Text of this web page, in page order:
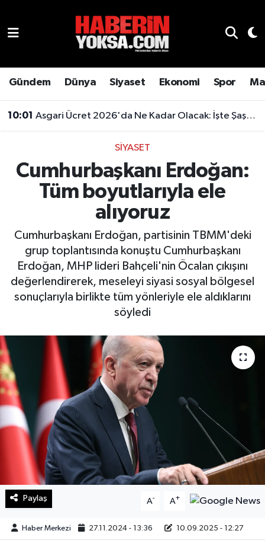
Gündem Dünya Siyaset Ekonomi Spor
10:01 Asgari Ücret 2026'da Ne Kadar Olacak: İşte Şaşırtan Rakam
SIYASET
Cumhurbaşkanı Erdoğan:
Tüm boyutlarıyla ele
alıyoruz
Cumhurbaşkanı Erdoğan, partisinin TBMM'deki
grup toplantısında konuştu Cumhurbaşkanı
Erdoğan, MHP lideri Bahçeli'nin Öcalan çıkışını
değerlendirerek, meseleyi siyasi sosyal bölgesel
sonuçlarıyla birlikte tüm yönleriyle ele aldıklarını
söyledi
Paylaş A- A+
Haber Merkezi 27.11.2024 - 13:36 10.09.2025 - 12:27
Genel
Gündem
Otomobil
Sağlık
Yaşam
Hava Durumu
Son Dakika Haberleri
Haber Arşivi